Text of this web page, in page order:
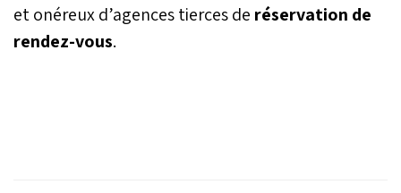
et onéreux d’agences tierces de réservation de
rendez-vous.